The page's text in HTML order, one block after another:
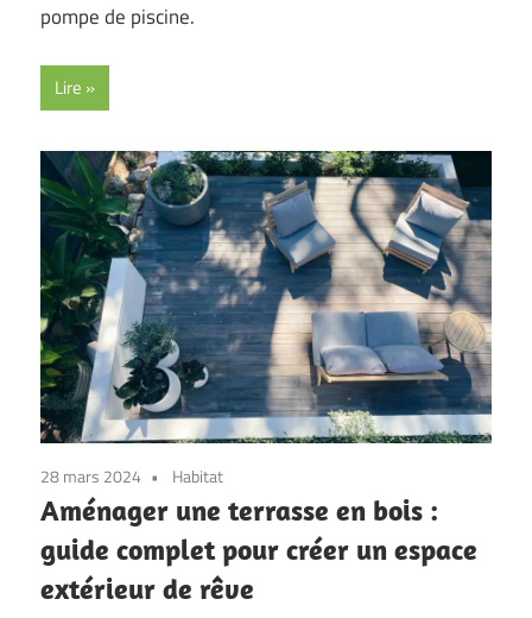
pompe de piscine.
Lire
28 mars 2024 Habitat
Aménager une terrasse en bois :
guide complet pour créer un espace
extérieur de rêve